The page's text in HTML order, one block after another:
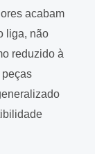
acabam
liga, não
reduzido à
peças